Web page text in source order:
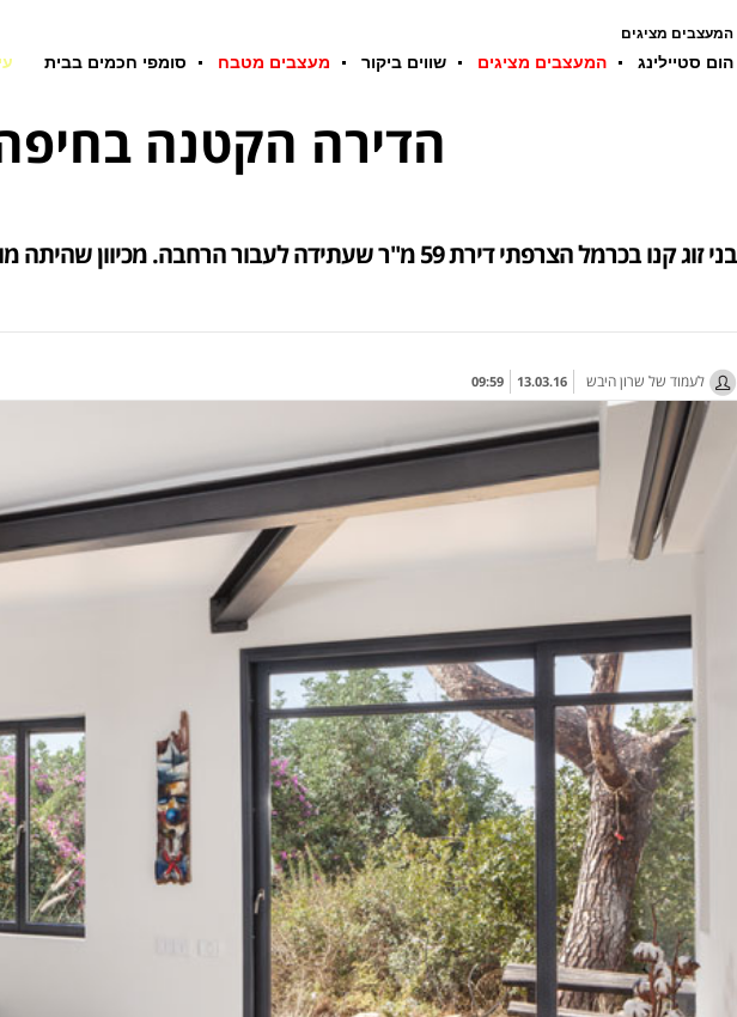
המעצבים מציגים
הום סטיילינג המעצבים מציגים שווים ביקור מעצבים מטבח סומפי חכמים בבית
הדירה הקטנה
בני זוג קנו בכרמל הצרפתי דירת 59 מ"ר שעתידה לעבור הרחבה. מכיוון שהיתה מוזנחת במיוחד, החליטו לשפץ. כל התוספות - האדריכליות והמשפחתיות - נלקחו בחשבון
לעמוד של שרון היבש 13.03.16
09:59